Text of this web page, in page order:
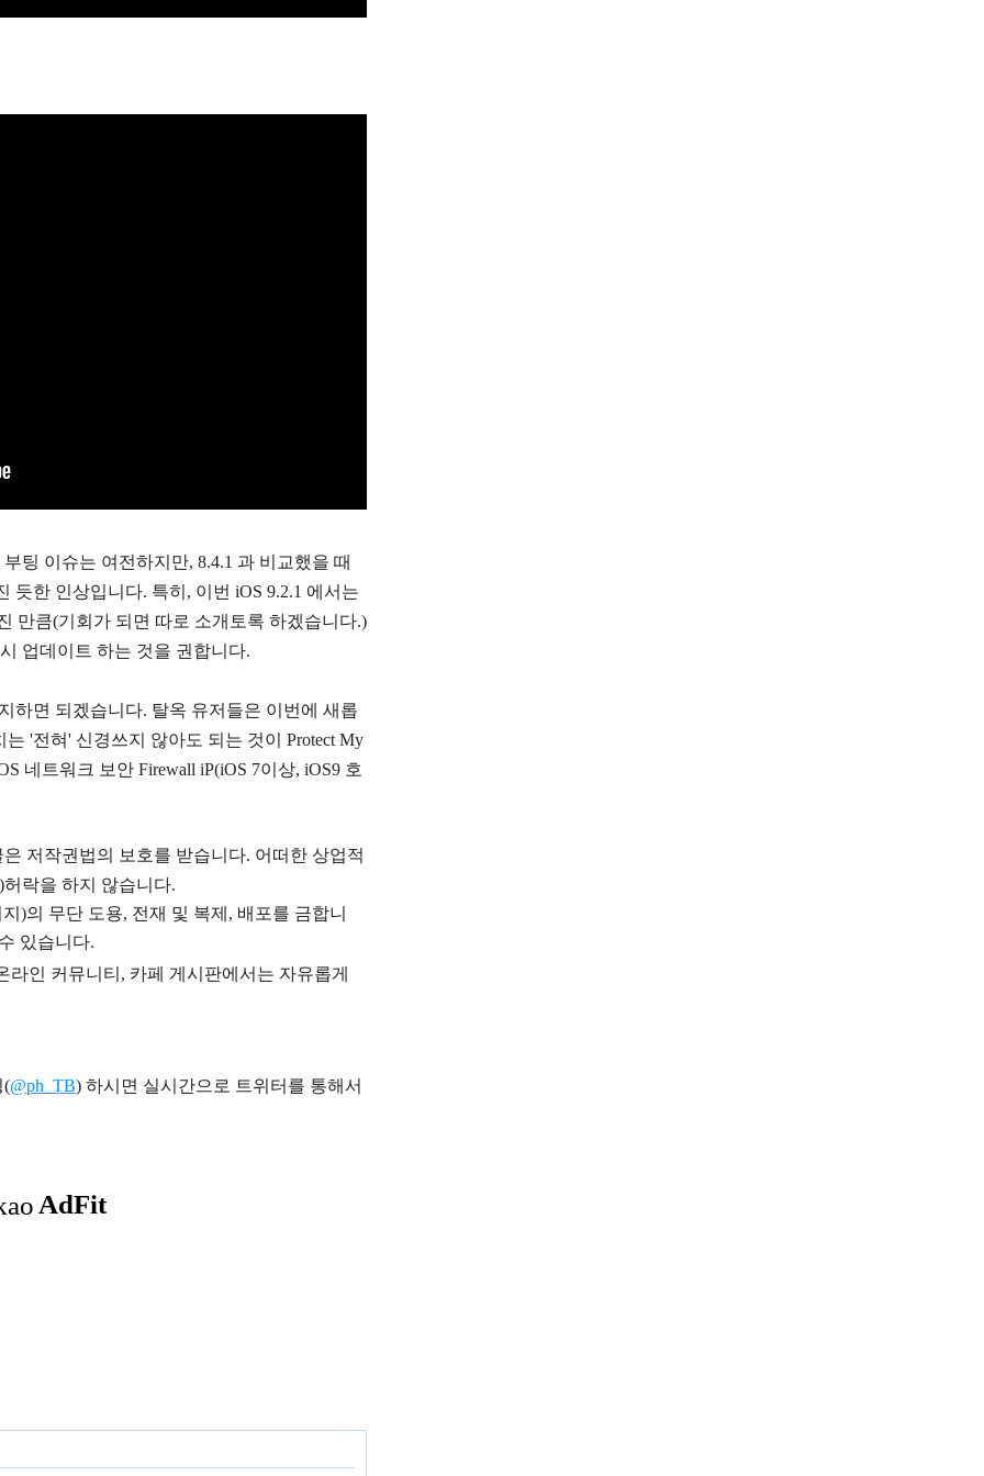
팅 이슈는 여전하지만, 8.4.1 과 비교했을 때
듯한 인상입니다. 특히, 이번 iOS 9.2.1 에서는
만큼(기회가 되면 따로 소개토록 하겠습니다.)
업데이트 하는 것을 권합니다.
하면 되겠습니다. 탈옥 유저들은 이번에 새롭
'전혀' 신경쓰지 않아도 되는 것이 Protect My
네트워크 보안 Firewall iP(iOS 7이상, iOS9 호
은 저작권법의 보호를 받습니다. 어떠한 상업적
허락을 하지 않습니다.
)의 무단 도용, 전재 및 복제, 배포를 금합니
있습니다.
인 커뮤니티, 카페 게시판에서는 자유롭게
(@ph_TB) 하시면 실시간으로 트위터를 통해서